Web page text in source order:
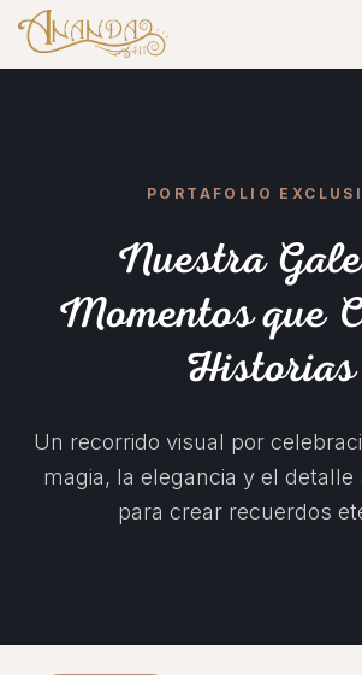
Ir al contenido
PORTAFOLIO
Nuestra
Momentos que
Historias
Un recorrido visual por
magia, la elegancia y el detalle
para crear recuerdos